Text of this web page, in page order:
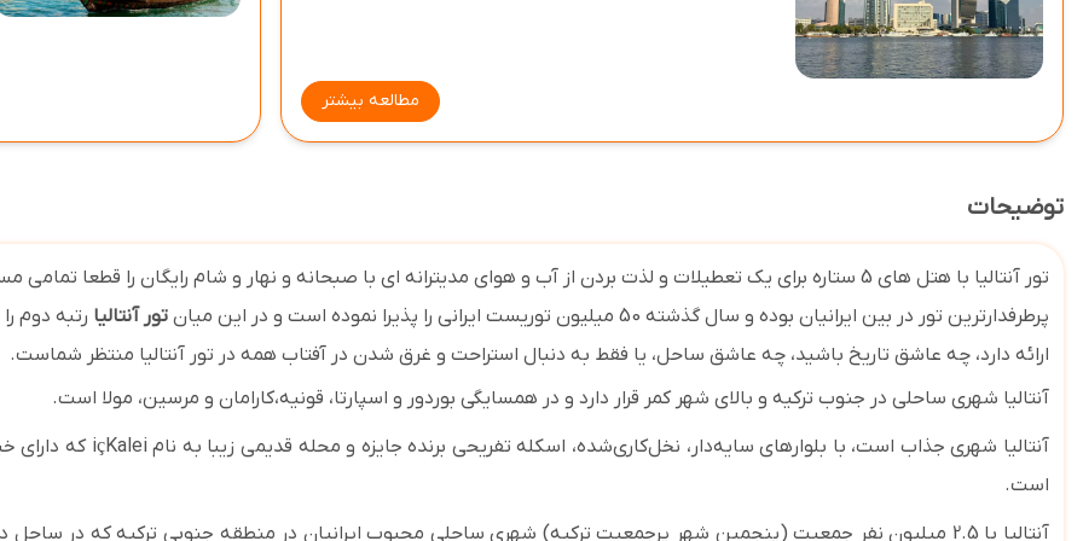
مطالعه بیشتر
توضیحات
تور آنتالیا با هتل های 5 ستاره برای یک تعطیلات و لذت بردن از آب و هوای مدیترانه ای با صبحانه و نهار و شام رایگان را قطعا
پرطرفدارترین تور در بین ایرانیان بوده و سال گذشته 50 میلیون توریست ایرانی را پذیرا نموده است و در این میان
تور آنتالیا رتبه دوم
ارائه دارد، چه عاشق تاریخ باشید، چه عاشق ساحل، یا فقط به دنبال استراحت و غرق شدن در آفتاب همه در تور آنتالیا منتظر شماست.
آنتالیا شهری ساحلی در جنوب ترکیه و بالای شهر کمر قرار دارد و در همسایگی بوردور و اسپارتا، قونیه،کارامان و مرسین، مولا است.
آنتالیا شهری جذاب است، با بلوارهای سایهدار، نخلکاریشده، اسکله تفریحی برنده جایزه و محله قدیمی زیبا به نام Kalei
ç
i که دارای
است.
آنتالیا با 2.5 میلیون نفر جمعیت (پنجمین شهر پرجمعیت ترکیه) شهری ساحلی محبوب ایرانیان در منطقه جنوبی ترکیه که در